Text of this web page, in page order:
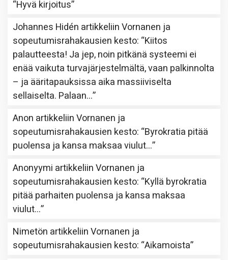
“Hyvä kirjoitus”
Johannes Hidén artikkeliinVornanen ja
sopeutumisrahakausien kesto: “Kiitos
palautteesta! Ja jep, noin pitkänä systeemi ei
enää vaikuta turvajärjestelmältä, vaan palkinnolta
– ja ääritapauksissa aika massiiviselta
sellaiselta. Palaan…”
Anon artikkeliinVornanen ja
sopeutumisrahakausien kesto: “Byrokratia pitää
puolensa ja kansa maksaa viulut…”
Anonyymi artikkeliinVornanen ja
sopeutumisrahakausien kesto: “Kyllä byrokratia
pitää parhaiten puolensa ja kansa maksaa
viulut…”
Nimetön artikkeliinVornanen ja
sopeutumisrahakausien kesto: “Aikamoista”